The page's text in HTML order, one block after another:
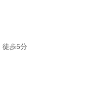
徒歩5分